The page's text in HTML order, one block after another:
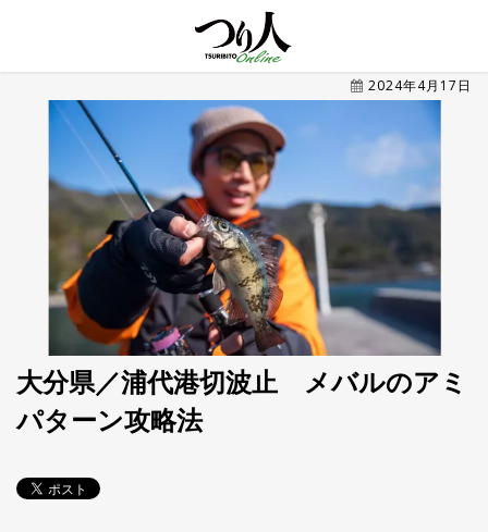
2024年4月17日
大分県／浦代港切波止 メバルのアミ
パターン攻略法
新
着
ラ
ン
キ
ン
グ
HOT
釣具